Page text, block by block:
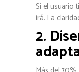
Si el usuario
irá. La
2.